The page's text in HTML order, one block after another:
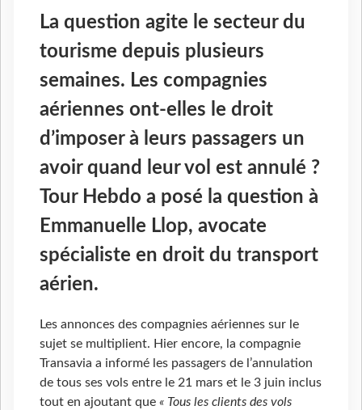
La question agite le secteur du
tourisme depuis plusieurs
semaines. Les compagnies
aériennes ont-elles le droit
d’imposer à leurs passagers un
avoir quand leur vol est annulé ?
Tour Hebdo a posé la question à
Emmanuelle Llop, avocate
spécialiste en droit du transport
aérien.
Les annonces des compagnies aériennes sur le
sujet se multiplient. Hier encore, la compagnie
Transavia a informé les passagers de l’annulation
de tous ses vols entre le 21 mars et le 3 juin inclus
tout en ajoutant que « Tous les clients des vols